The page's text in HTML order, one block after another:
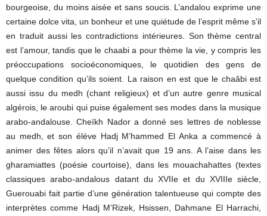
bourgeoise, du moins aisée et sans soucis. L’andalou exprime une
certaine dolce vita, un bonheur et une quiétude de l’esprit même s’il
en traduit aussi les contradictions intérieures. Son thème central
est l’amour, tandis que le chaabi a pour thème la vie, y compris les
préoccupations socioéconomiques, le quotidien des gens de
quelque condition qu’ils soient. La raison en est que le chaâbi est
aussi issu du medh (chant religieux) et d’un autre genre musical
algérois, le aroubi qui puise également ses modes dans la musique
arabo-andalouse. Cheïkh Nador a donné ses lettres de noblesse
au medh, et son élève Hadj M’hammed El Anka a commencé à
animer des fêtes alors qu’il n’avait que 19 ans. A l’aise dans les
gharamiattes (poésie courtoise), dans les mouachahattes (textes
classiques arabo-andalous datant du XVIIe et du XVIIIe siècle,
Guerouabi fait partie d’une génération talentueuse qui compte des
interprètes comme Hadj M’Rizek, Hsissen, Dahmane El Harrachi,